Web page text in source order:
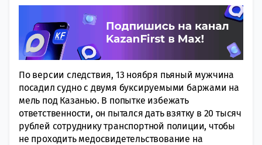
По версии следствия, 13 ноября пьяный мужчина
посадил судно с двумя буксируемыми баржами на
мель под Казанью. В попытке избежать
ответственности, он пытался дать взятку в 20 тысяч
рублей сотруднику транспортной полиции, чтобы
не проходить медосвидетельствование на